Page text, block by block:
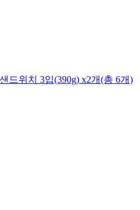
드위치 3입(390g) x2개(총 6개)